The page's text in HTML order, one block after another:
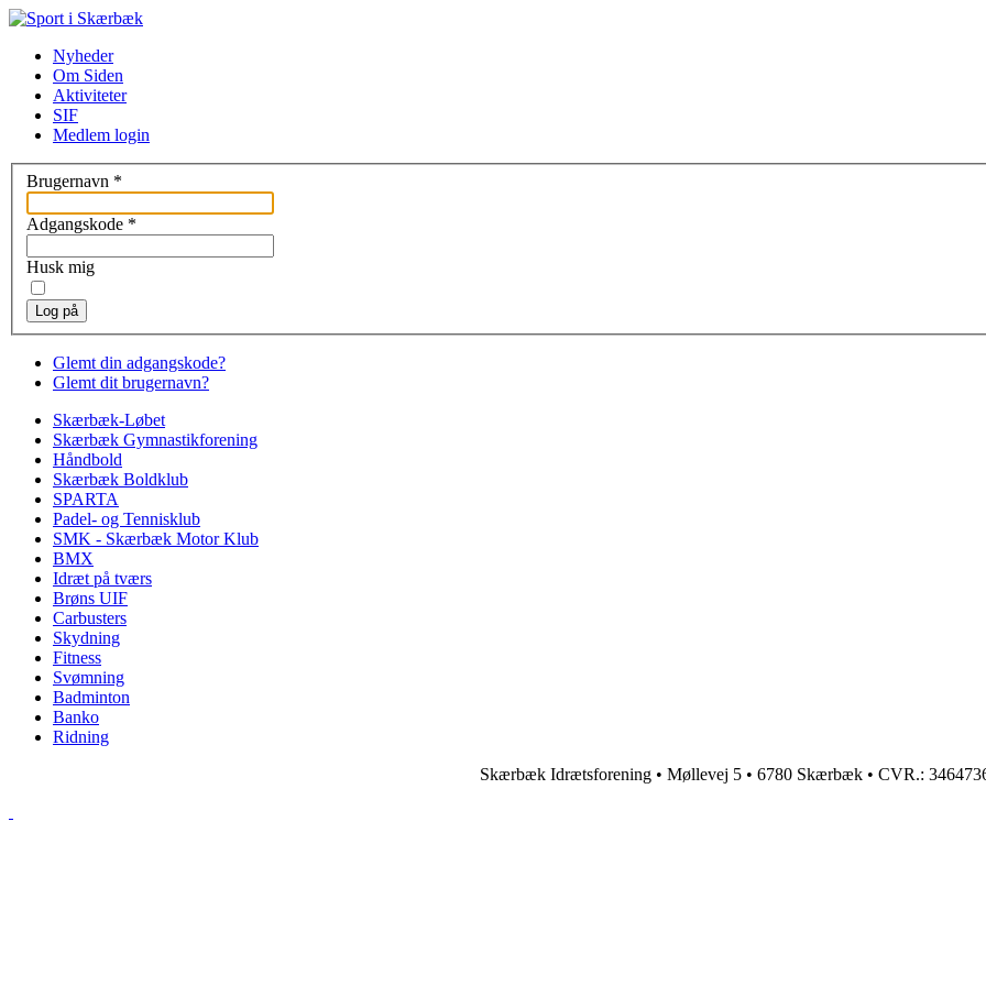
Nyheder
Om Siden
Aktiviteter
SIF
Medlem login
Brugernavn *
Adgangskode *
Husk mig
Log på
Glemt din adgangskode?
Glemt dit brugernavn?
Skærbæk-Løbet
Skærbæk Gymnastikforening
Håndbold
Skærbæk Boldklub
SPARTA
Padel- og Tennisklub
SMK - Skærbæk Motor Klub
BMX
Idræt på tværs
Brøns UIF
Carbusters
Skydning
Fitness
Svømning
Badminton
Banko
Ridning
Skærbæk Idrætsforening • Møllevej 5 • 6780 Skærbæk • CVR.: